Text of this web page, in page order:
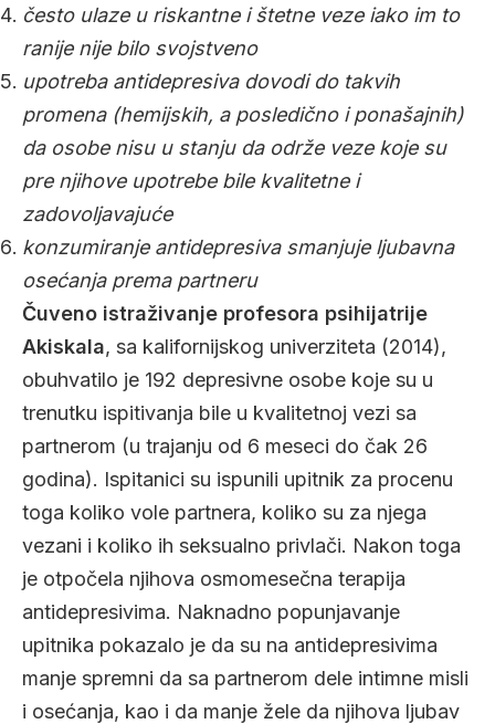
često ulaze u riskantne i štetne veze iako im to
ranije nije bilo svojstveno
upotreba antidepresiva dovodi do takvih
promena (hemijskih, a posledično i ponašajnih)
da osobe nisu u stanju da održe veze koje su
pre njihove upotrebe bile kvalitetne i
zadovoljavajuće
konzumiranje antidepresiva smanjuje ljubavna
osećanja prema partneru
Čuveno istraživanje profesora psihijatrije
Akiskala, sa kalifornijskog univerziteta (2014),
obuhvatilo je 192 depresivne osobe koje su u
trenutku ispitivanja bile u kvalitetnoj vezi sa
partnerom (u trajanju od 6 meseci do čak 26
godina). Ispitanici su ispunili upitnik za procenu
toga koliko vole partnera, koliko su za njega
vezani i koliko ih seksualno privlači. Nakon toga
je otpočela njihova osmomesečna terapija
antidepresivima. Naknadno popunjavanje
upitnika pokazalo je da su na antidepresivima
manje spremni da sa partnerom dele intimne misli
i osećanja, kao i da manje žele da njihova ljubav